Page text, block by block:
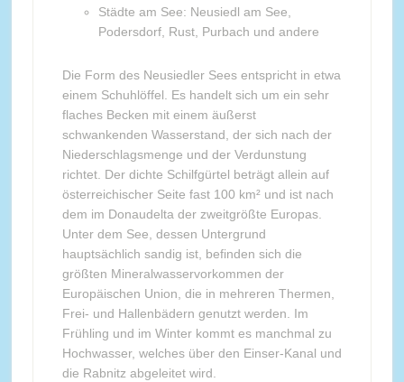
Städte am See: Neusiedl am See,
Podersdorf, Rust, Purbach und andere
Die Form des Neusiedler Sees entspricht in etwa
einem Schuhlöffel. Es handelt sich um ein sehr
flaches Becken mit einem äußerst
schwankenden Wasserstand, der sich nach der
Niederschlagsmenge und der Verdunstung
richtet. Der dichte Schilfgürtel beträgt allein auf
österreichischer Seite fast 100 km² und ist nach
dem im Donaudelta der zweitgrößte Europas.
Unter dem See, dessen Untergrund
hauptsächlich sandig ist, befinden sich die
größten Mineralwasservorkommen der
Europäischen Union, die in mehreren Thermen,
Frei- und Hallenbädern genutzt werden. Im
Frühling und im Winter kommt es manchmal zu
Hochwasser, welches über den Einser-Kanal und
die Rabnitz abgeleitet wird.